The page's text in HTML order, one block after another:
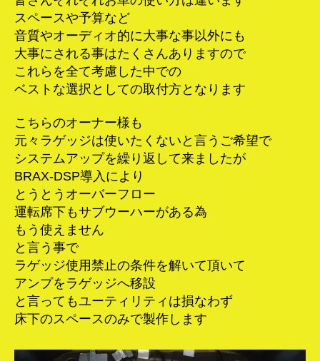
スペースや予算など
音質やオーディオ的に大事な事以外にも
大事にされる事はたくさんありますので
これらを全て考慮した中での
ベストな選択としての取付方となります
こちらのオーナー様も
元々ラゲッジは使いたくないと言うご希望で
システムアップを繰り返して来ましたが
BRAX-DSP導入により
とうとうオーバーフロー
運転席下もサブウーハーがある為
もう使えません
と言う事で
ラゲッジ使用禁止の条件を解いて頂いて
アンプをラゲッジへ移設
と言ってもユーティリティは損なわず
床下のスペースのみで製作します